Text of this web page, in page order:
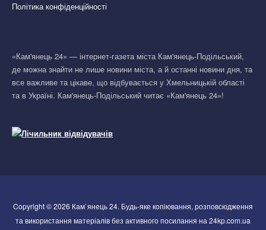
Політика конфіденційності
«Кам'янець 24» — інтернет-газета міста Кам'янець-Подільський,
де можна знайти не лише новини міста, а й останні новини дня, та
все важливе та цікаве, що відбувається у Хмельницькій області
та в Україні. Кам'янець-Подільський читає «Кам'янець 24»!
Copyright © 2026 Кам`янець 24. Будь-яке копіювання, розповсюдження
та використання матеріалів без активного посилання на 24kp.com.ua